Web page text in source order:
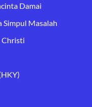
Damai
Simpul Masalah
Christi